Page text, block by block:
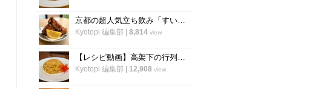
京都の超人気立ち飲み「すいば」が美味しい『から揚げ』の作り方を伝授！
Kyotopi 編集部 8,814 view
【レシピ動画】高架下の行列ラーメン店「大中」にプロのチャーハンを教わる！
Kyotopi 編集部 12,908 view